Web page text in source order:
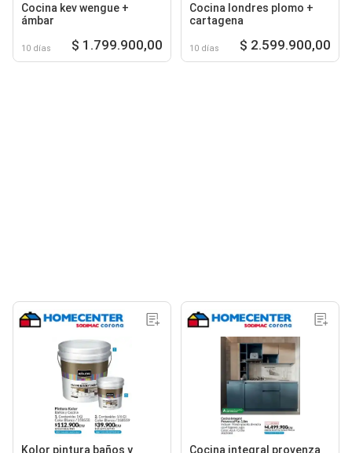
Cocina kev wengue +
ámbar
10 días $ 1.799.900,00
Cocina londres plomo +
cartagena
10 días $ 2.599.900,00
Kolor pintura baños y Cocina integral provenza